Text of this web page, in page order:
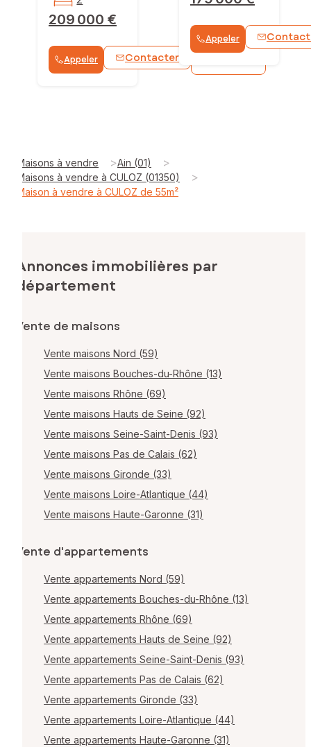
209 000 €
Appeler Contacter
Appeler
Maisons à vendre >Ain (01) >
Maisons à vendre à CULOZ (01350) >
Maison à vendre à CULOZ de 55m²
Annonces immobilières par
département
Vente de maisons
Vente maisons Nord (59)
Vente maisons Bouches-du-Rhône (13)
Vente maisons Rhône (69)
Vente maisons Hauts de Seine (92)
Vente maisons Seine-Saint-Denis (93)
Vente maisons Pas de Calais (62)
Vente maisons Gironde (33)
Vente maisons Loire-Atlantique (44)
Vente maisons Haute-Garonne (31)
Vente d'appartements
Vente appartements Nord (59)
Vente appartements Bouches-du-Rhône (13)
Vente appartements Rhône (69)
Vente appartements Hauts de Seine (92)
Vente appartements Seine-Saint-Denis (93)
Vente appartements Pas de Calais (62)
Vente appartements Gironde (33)
Vente appartements Loire-Atlantique (44)
Vente appartements Haute-Garonne (31)